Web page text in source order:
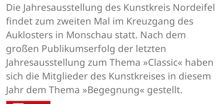
Die Jahresausstellung des Kunstkreis Nordeifel
findet zum zweiten Mal im Kreuzgang des
Auklosters in Monschau statt. Nach dem
großen Publikumserfolg der letzten
Jahresausstellung zum Thema »Classic« haben
sich die Mitglieder des Kunstkreises in diesem
Jahr dem Thema »Begegnung« gestellt.